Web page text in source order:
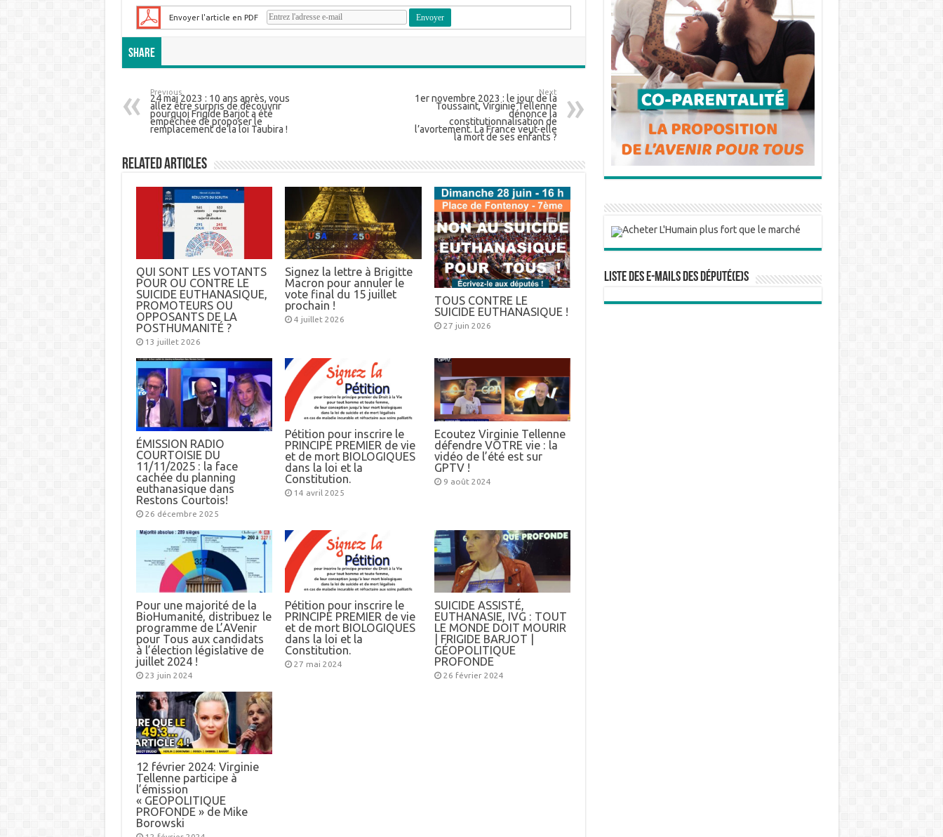
Envoyer l'article en PDF
Share
Previous
24 mai 2023 : 10 ans après, vous
allez être surpris de découvrir
pourquoi Frigide Barjot a été
empêchée de proposer le
remplacement de la loi Taubira !
Next
1er novembre 2023 : le jour de la
Toussaint, Virginie Tellenne
dénonce la
constitutionnalisation de
l’avortement. La France veut-elle
la mort de ses enfants ?
Related Articles
QUI SONT LES VOTANTS
POUR OU CONTRE LE
SUICIDE EUTHANASIQUE,
PROMOTEURS OU
OPPOSANTS DE LA
POSTHUMANITÉ ?
13 juillet 2026
Signez la lettre à Brigitte
Macron pour annuler le
vote final du 15 juillet
prochain !
4 juillet 2026
TOUS CONTRE LE
SUICIDE EUTHANASIQUE !
27 juin 2026
ÉMISSION RADIO
COURTOISIE DU
11/11/2025 : la face
cachée du planning
euthanasique dans
Restons Courtois!
26 décembre 2025
Pétition pour inscrire le
PRINCIPE PREMIER de vie
et de mort BIOLOGIQUES
dans la loi et la
Constitution.
14 avril 2025
Ecoutez Virginie Tellenne
défendre VOTRE vie : la
vidéo de l’été est sur
GPTV !
9 août 2024
Pour une majorité de la
BioHumanité, distribuez le
programme de L’AVenir
pour Tous aux candidats
à l’élection législative de
juillet 2024 !
23 juin 2024
Pétition pour inscrire le
PRINCIPE PREMIER de vie
et de mort BIOLOGIQUES
dans la loi et la
Constitution.
27 mai 2024
SUICIDE ASSISTÉ,
EUTHANASIE, IVG : TOUT
LE MONDE DOIT MOURIR
| FRIGIDE BARJOT |
GÉOPOLITIQUE
PROFONDE
26 février 2024
12 février 2024: Virginie
Tellenne participe à
l’émission
« GEOPOLITIQUE
PROFONDE » de Mike
Borowski
Liste des e-mails des député(e)s